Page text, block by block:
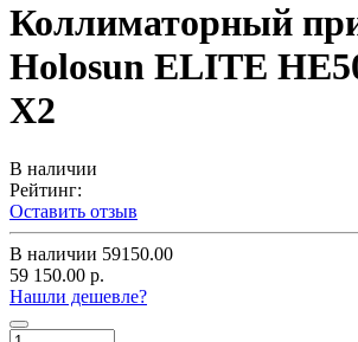
Коллиматорный
Holosun ELITE
X2
В наличии
Рейтинг:
Оставить отзыв
В наличии 59150.00
59 150.00 р.
Нашли дешевле?